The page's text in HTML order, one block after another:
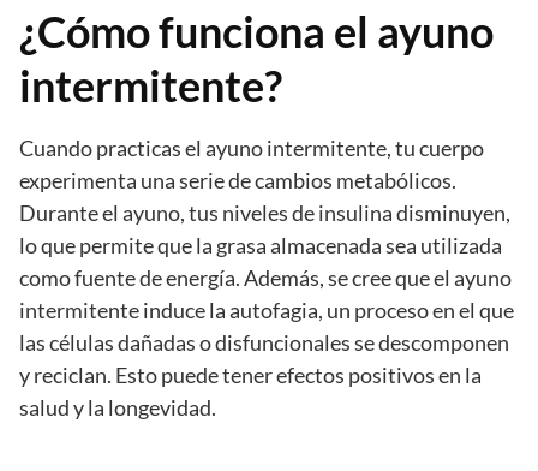
¿Cómo funciona el ayuno
intermitente?
Cuando practicas el ayuno intermitente, tu cuerpo
experimenta una serie de cambios metabólicos.
Durante el ayuno, tus niveles de insulina disminuyen,
lo que permite que la grasa almacenada sea utilizada
como fuente de energía. Además, se cree que el ayuno
intermitente induce la autofagia, un proceso en el que
las células dañadas o disfuncionales se descomponen
y reciclan. Esto puede tener efectos positivos en la
salud y la longevidad.